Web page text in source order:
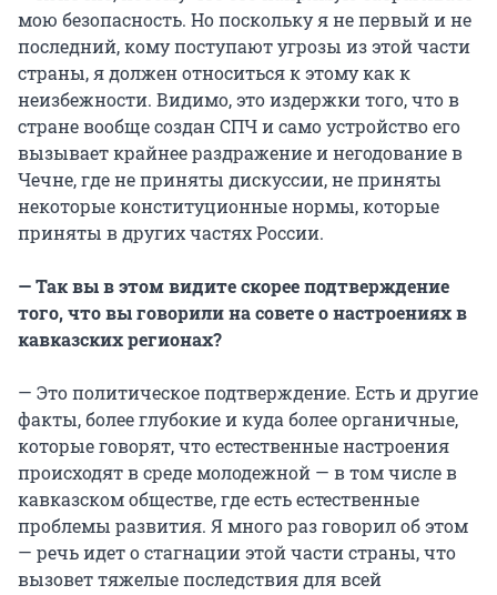
мою безопасность. Но поскольку я не первый и не
последний, кому поступают угрозы из этой части
страны, я должен относиться к этому как к
неизбежности. Видимо, это издержки того, что в
стране вообще создан СПЧ и само устройство его
вызывает крайнее раздражение и негодование в
Чечне, где не приняты дискуссии, не приняты
некоторые конституционные нормы, которые
приняты в других частях России.
— Так вы в этом видите скорее подтверждение
того, что вы говорили на совете о настроениях в
кавказских регионах?
— Это политическое подтверждение. Есть и другие
факты, более глубокие и куда более органичные,
которые говорят, что естественные настроения
происходят в среде молодежной — в том числе в
кавказском обществе, где есть естественные
проблемы развития. Я много раз говорил об этом
— речь идет о стагнации этой части страны, что
вызовет тяжелые последствия для всей